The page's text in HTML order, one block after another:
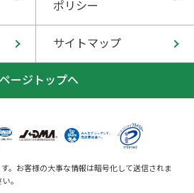
ポリシー
サイトマップ
ページトップへ
。お客様の大事な情報は暗号化して送信されま
。